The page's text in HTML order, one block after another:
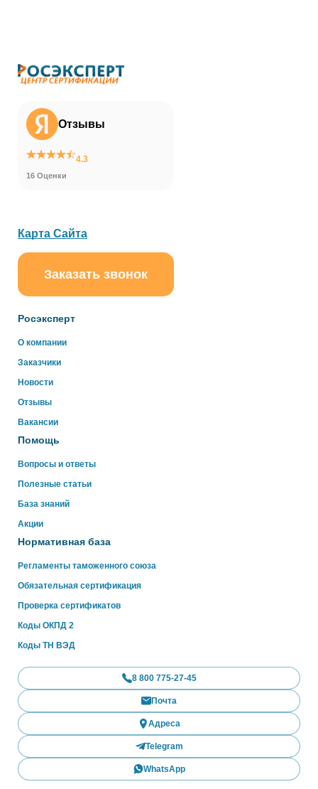
Отзывы
4.3
16 Оценки
Росэксперт
О компании
Заказчики
Новости
Отзывы
Вакансии
Помощь
Вопросы и ответы
Полезные статьи
База знаний
Акции
Нормативная база
Регламенты таможенного союза
Обязательная сертификация
Проверка сертификатов
Коды ОКПД 2
Коды ТН ВЭД
Карта Сайта
Заказать звонок
8 800 775-27-45
Почта
Адреса
Telegram
WhatsApp
online
Здравствуйте!
Свяжитесь с нами через WhatsApp нажав на кнопку